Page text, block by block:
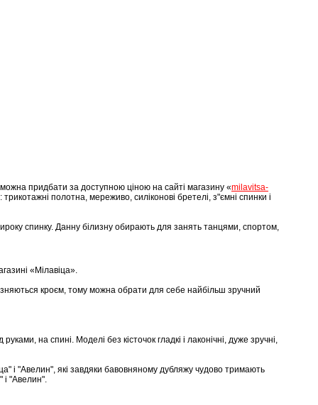
можна придбати за доступною ціною на сайті магазину «milavitsa-
: трикотажні полотна, мереживо, силіконові бретелі, з"ємні спинки і
спинку. Данну білизну обирають для занять танцями, спортом,
« Мілавіца».
кроєм, тому можна обрати для себе найбільш зручний
руками, на спині. Моделі без кісточок гладкі і лаконічні, дуже зручні,
" і "Авелин", які завдяки бавовняному дубляжу чудово тримають
" і "Авелин".